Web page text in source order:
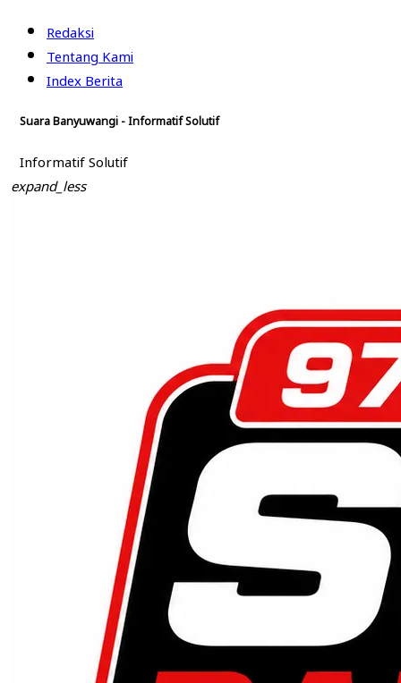
Redaksi
Tentang Kami
Index Berita
Suara Banyuwangi - Informatif Solutif
Informatif Solutif
expand_less